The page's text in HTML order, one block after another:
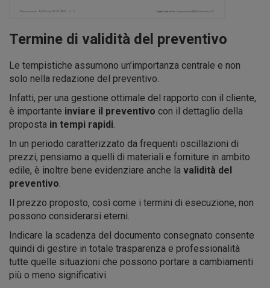
Termine di validità del preventivo
Le tempistiche assumono un’importanza centrale e non
solo nella redazione del preventivo.
Infatti, per una gestione ottimale del rapporto con il cliente,
è importante inviare il preventivo con il dettaglio della
proposta in tempi rapidi
In un periodo caratterizzato da frequenti oscillazioni di
prezzi, pensiamo a quelli di materiali e forniture in ambito
edile, è inoltre bene evidenziare anche la validità del
preventivo
Il prezzo proposto, così come i termini di esecuzione, non
possono considerarsi eterni.
Indicare la scadenza del documento consegnato consente
quindi di gestire in totale trasparenza e professionalità
tutte quelle situazioni che possono portare a cambiamenti
più o meno significativi.